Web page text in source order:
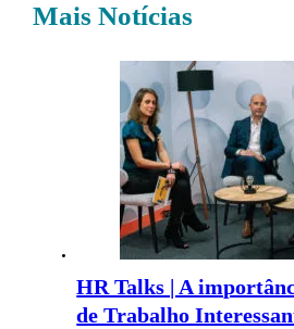
Mais Notícias
HR Talks | A
de Trabalho